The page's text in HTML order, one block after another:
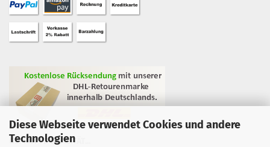
Diese Webseite verwendet Cookies und andere
Technologien
GEPRÜFTE QUALITÄT...